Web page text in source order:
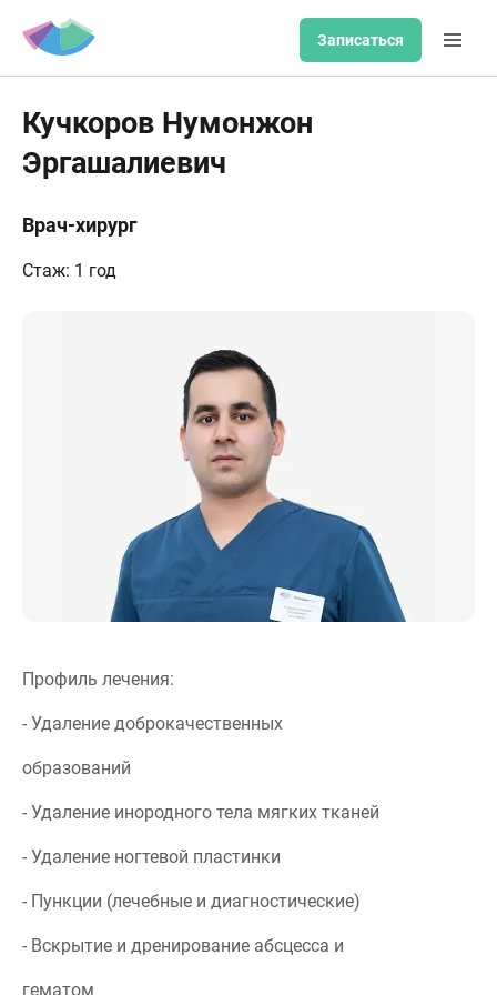
Записаться
Кучкоров Нумонжон
Эргашалиевич
Врач-хирург
Стаж: 1 год
Профиль лечения:
- Удаление доброкачественных
образований
- Удаление инородного тела мягких тканей
- Удаление ногтевой пластинки
- Пункции (лечебные и диагностические)
- Вскрытие и дренирование абсцесса и
гематом